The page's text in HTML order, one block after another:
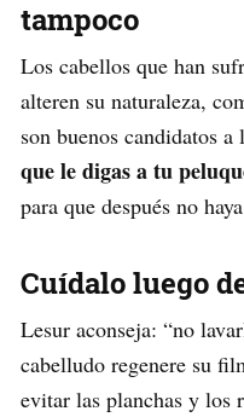
tampoco
Los cabellos que han
alteren su naturaleza,
son buenos candidatos
que le digas a tu
para que después no
Cuídalo luego
Lesur aconseja: “no
cabelludo regenere su
evitar las planchas y los